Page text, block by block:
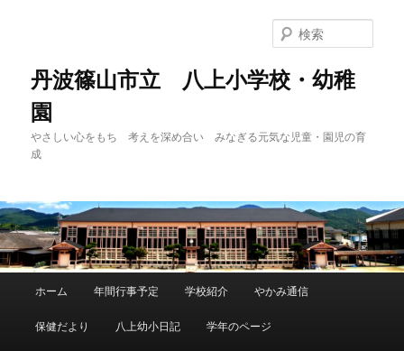
動
丹波篠山市立 八上小学校・幼稚
園
やさしい心をもち 考えを深め合い みなぎる元気な児童・園児の育
成
索
ホーム 年間行事予定 学校紹介 やかみ通信
保健だより 八上幼小日記 学年のページ